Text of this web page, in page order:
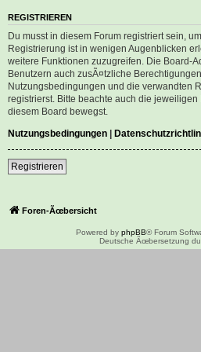
REGISTRIEREN
Du musst in diesem Forum registriert sein,
Registrierung ist in wenigen Augenblicken
weitere Funktionen zuzugreifen. Die Board-
Benutzern auch zusÃ¤tzliche
Nutzungsbedingungen und die verwandten
registrierst. Bitte beachte auch die
diesem Board bewegst.
Nutzungsbedingungen |
Registrieren
Foren-Ãœbersicht
Powered by phpBB® Forum
Deutsche Ãœbersetzung